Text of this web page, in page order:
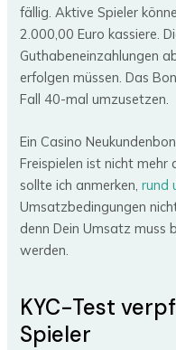
fällig. Aktive Spieler
2.000,00 Euro kassiere.
Guthabeneinzahlungen
erfolgen müssen. Das
Fall 40-mal umzusetzen.
Ein Casino
Freispielen ist nicht mehr
sollte ich anmerken,rund
Umsatzbedingungen
denn Dein Umsatz muss
werden.
KYC-Test
Spieler